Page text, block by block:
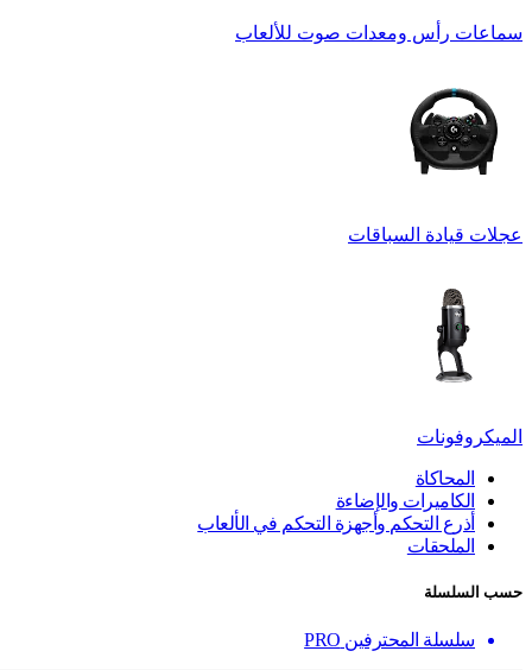
سماعات رأس ومعدات صوت للألعاب
عجلات قيادة السباقات
الميكروفونات
المحاكاة
الكاميرات والإضاءة
أذرع التحكم وأجهزة التحكم في الألعاب
الملحقات
حسب السلسلة
سلسلة المحترفين PRO